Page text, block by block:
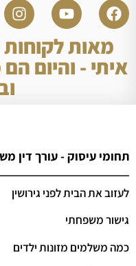
מאות
איתי - והיום
תחומי עיסוק - עורך דין
לעזוב את הבית לפני גירושין
גישור משפחתי
כמה משלמים מזונות ילדים